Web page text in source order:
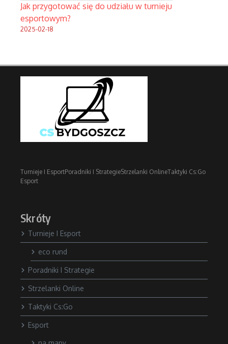
Jak przygotować się do udziału w turnieju
esportowym?
2025-02-18
Turnieje I EsportPoradniki I StrategieStrzelanki OnlineTaktyki Cs:Go
Esport
Skróty
Turnieje I Esport
eco rund
Poradniki I Strategie
Strzelanki Online
Taktyki Cs:Go
Esport